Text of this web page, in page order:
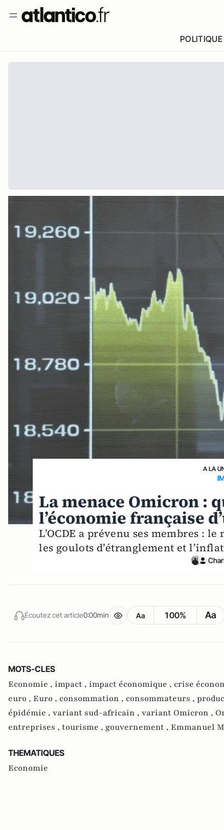
POLITIQUE
A LA
La menace Omicron :
l’économie française
L’OCDE a prévenu ses membres :
les goulots d’étranglement et
Écoutez cet article0:00min Aa 100% Aa
MOTS-CLES
Economie , impact , impact économique , crise
euro , Euro , consommation , consommateurs ,
épidémie , variant sud-africain , variant Omicron ,
entreprises , tourisme , gouvernement , Emmanuel
THEMATIQUES
Economie